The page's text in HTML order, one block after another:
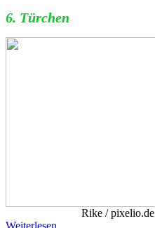
6. Türchen
Rike / pixelio.de
Weiterlesen